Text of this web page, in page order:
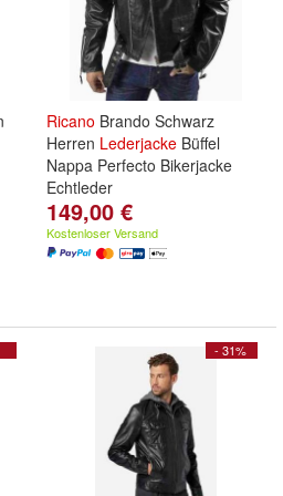
Ricano Brando Schwarz
Herren Lederjacke Büffel
Nappa Perfecto Bikerjacke
Echtleder
149,00 €
Kostenloser Versand
- 31%